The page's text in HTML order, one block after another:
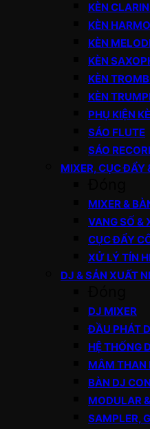
KÈN
KÈN
KÈN
KÈN
KÈN
KÈN
PHỤ KIỆN
SÁO FLUTE
SÁO
MIXER, CỤC ĐẨY
MIXER &
VANG SỐ &
CỤC ĐẨY
XỬ LÝ TÍN
DJ & SẢN XUẤT
DJ MIXER
ĐẦU PHÁT
HỆ THỐNG
MÂM THAN
BÀN DJ
MODULAR
SAMPLER,